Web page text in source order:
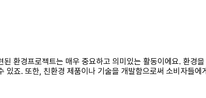
환경프로젝트는 매우 중요하고 의미있는 활동이에요. 환
죠. 또한, 친환경 제품이나 기술을 개발함으로써 소비자들